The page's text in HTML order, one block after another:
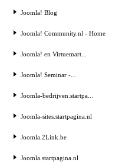
Joomla! Blog
Joomla! Community.nl - Home
Joomla! en Virtuemart...
Joomla! Seminar -...
Joomla-bedrijven.startpa...
Joomla-sites.startpagina.nl
Joomla.2Link.be
Joomla.startpagina.nl